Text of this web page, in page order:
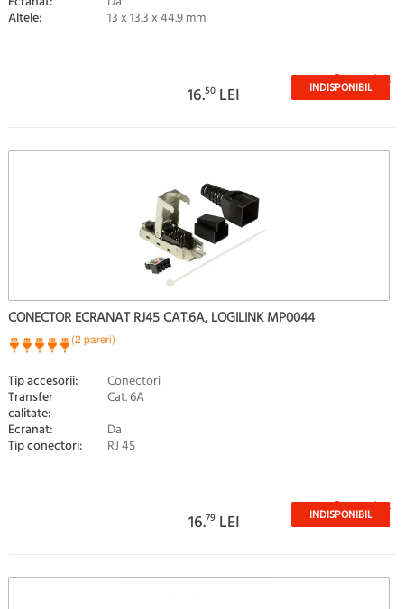
Altele: 13 x 13.3 x 44.9 mm
Stoc epuizat
16.50 LEI INDISPONIBIL
CONECTOR ECRANAT RJ45 CAT.6A, LOGILINK MP0044
(2 pareri)
Tip accesorii: Conectori
Transfer
calitate:
Cat. 6A
Ecranat:
Da
Tip conectori: RJ 45
Stoc epuizat
16.79 LEI INDISPONIBIL